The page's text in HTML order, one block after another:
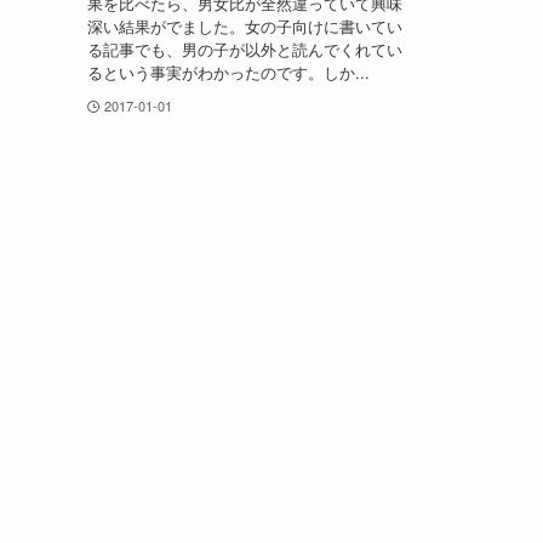
深い結果がでました。女の子向けに書いてい
る記事でも、男の子が以外と読んでくれてい
るという事実がわかったのです。しか...
2017-01-01